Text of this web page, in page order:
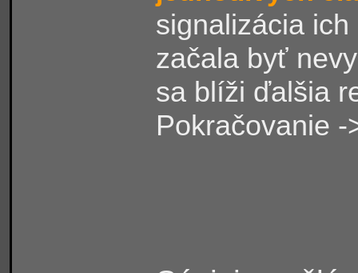
signalizácia
začala byť
sa blíži ďalšia
Pokračovanie -